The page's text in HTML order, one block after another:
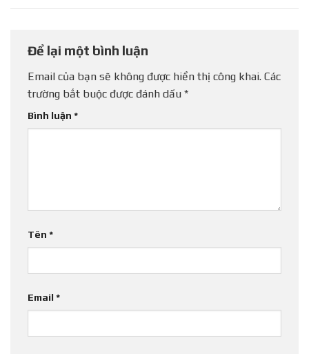
Để lại một bình luận
Email của bạn sẽ không được hiển thị công khai. Các
trường bắt buộc được đánh dấu *
Bình luận *
Tên *
Email *